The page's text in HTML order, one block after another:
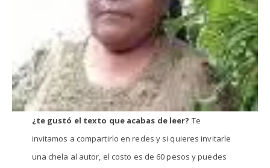
¿te gustó el texto que acabas de leer? Te
invitamos a compartirlo en redes y si quieres invitarle
una chela al autor, el costo es de 60 pesos y puedes